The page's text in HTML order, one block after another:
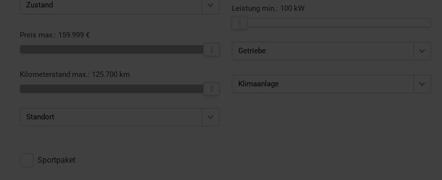
Zustand
Preis max.: 159.999 €
Kilometerstand max.: 125.700 km
Standort
Leistung min.: 100 kW
Getriebe
Klimaanlage
Sportpaket